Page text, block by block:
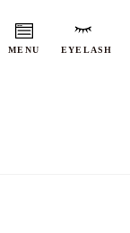
MENU EYELASH